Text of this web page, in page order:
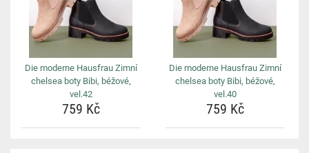
Die moderne Hausfrau Zimní
chelsea boty Bibi, béžové,
vel.42
759 Kč
Die moderne Hausfrau Zimní
chelsea boty Bibi, béžové,
vel.40
759 Kč